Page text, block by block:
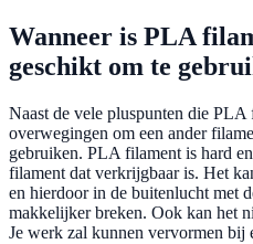
Wanneer is PLA
geschikt om te
Naast de vele pluspunten die
overwegingen om een ander
gebruiken. PLA filament is hard
filament dat verkrijgbaar is. Het
en hierdoor in de buitenlucht met
makkelijker breken. Ook kan het
Je werk zal kunnen vervormen bij